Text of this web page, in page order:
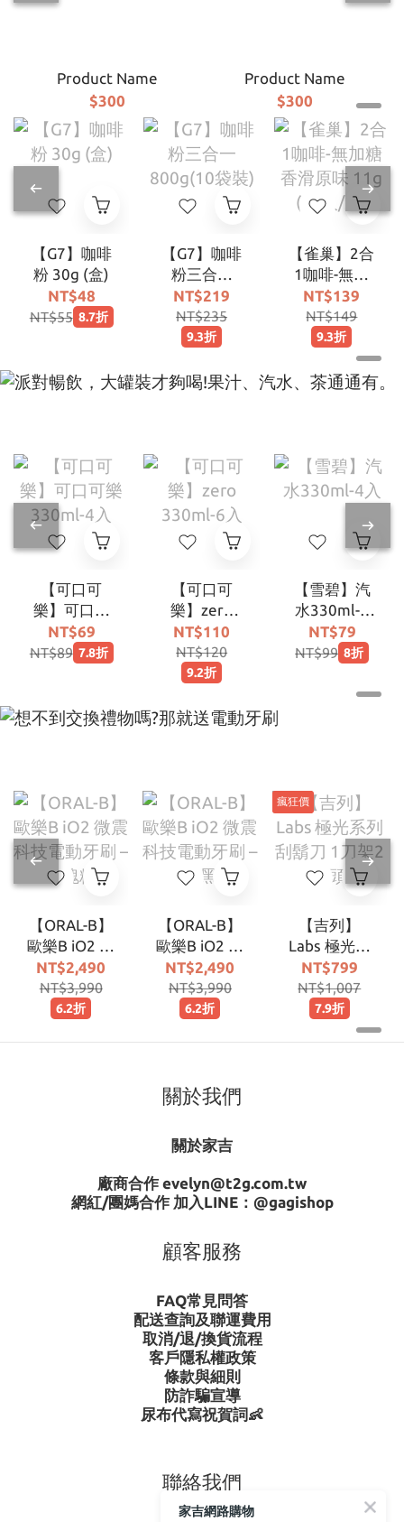
Product Name
$300
Product Name
$300
【G7】咖啡
粉 30g (盒)
NT$48
NT$55 8.7折
【G7】咖啡
粉三合一
800g(10袋
裝)
NT$219
NT$235
9.3折
【雀巢】2合
1咖啡-無加
糖香滑原味
11g (25入/
袋)
NT$139
NT$149
9.3折
【可口可
樂】可口可
樂 330ml-4
入
NT$69
NT$89 7.8折
【可口可
樂】zero
330ml-6入
NT$110
NT$120
9.2折
【雪碧】汽
水330ml-4
入
NT$79
NT$99 8折
【ORAL-B】
歐樂B iO2 微
震科技電動
牙刷 – 玫瑰
粉
NT$2,490
NT$3,990
6.2折
【ORAL-B】
歐樂B iO2 微
震科技電動
牙刷 – 霧黑
NT$2,490
NT$3,990
6.2折
瘋狂價
【吉列】
Labs 極光系
列刮鬍刀 1
刀架2刀頭
NT$799
NT$1,007
7.9折
關於我們
關於家吉
廠商合作 evelyn@t2g.com.tw
網紅/團媽合作 加入LINE： @gagishop
顧客服務
FAQ常見問答
配送查詢及聯運費用
取消/退/換貨流程
客戶隱私權政策
條款與細則
防詐騙宣導
尿布代寫祝賀詞👶
聯絡我們
家吉網路購物